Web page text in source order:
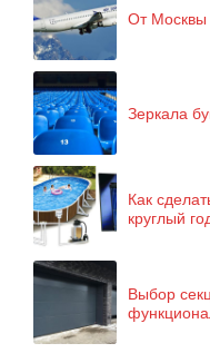
От Москвы
Зеркала
Как
круглый
Выбор